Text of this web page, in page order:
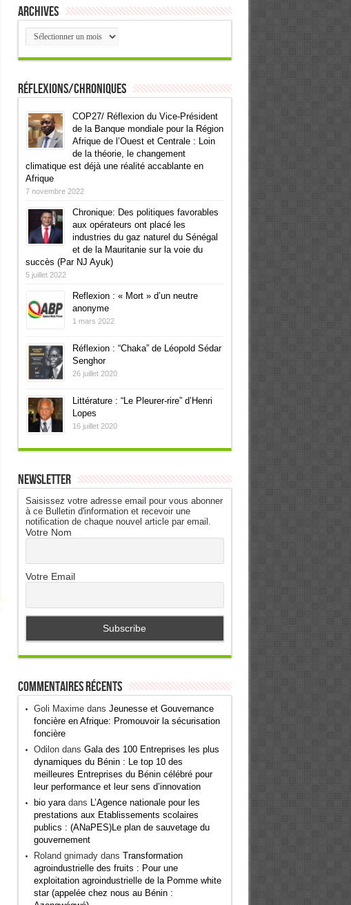
Archives
Archives
Réflexions/Chroniques
COP27/ Réflexion du Vice-Président
de la Banque mondiale pour la Région
Afrique de l’Ouest et Centrale : Loin
de la théorie, le changement
climatique est déjà une réalité accablante en
Afrique
7 novembre 2022
Chronique: Des politiques favorables
aux opérateurs ont placé les
industries du gaz naturel du Sénégal
et de la Mauritanie sur la voie du
succès (Par NJ Ayuk)
5 juillet 2022
Reflexion : « Mort » d’un neutre
anonyme
1 mars 2022
Réflexion : “Chaka” de Léopold Sédar
Senghor
26 juillet 2020
Littérature : “Le Pleurer-rire” d’Henri
Lopes
16 juillet 2020
Newsletter
Saisissez votre adresse email pour vous abonner
à ce Bulletin d'information et recevoir une
notification de chaque nouvel article par email.
Votre Nom
Votre Email
Commentaires récents
Goli Maximedans Jeunesse et Gouvernance
foncière en Afrique: Promouvoir la sécurisation
foncière
Odilondans Gala des 100 Entreprises les plus
dynamiques du Bénin : Le top 10 des
meilleures Entreprises du Bénin célébré pour
leur performance et leur sens d’innovation
bio yaradans L’Agence nationale pour les
prestations aux Etablissements scolaires
publics : (ANaPES)Le plan de sauvetage du
gouvernement
Roland gnimadydans Transformation
agroindustrielle des fruits : Pour une
exploitation agroindustrielle de la Pomme white
star (appelée chez nous au Bénin :